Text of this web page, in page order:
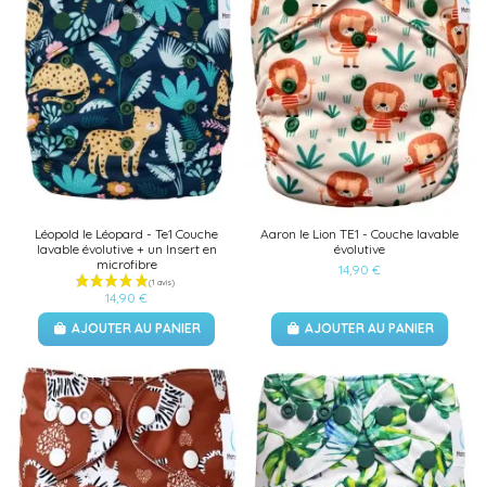
Léopold le Léopard - Te1 Couche
lavable évolutive + un Insert en
microfibre
14,90 €
AJOUTER AU PANIER
Aaron le Lion TE1 - Couche lavable
évolutive
14,90 €
AJOUTER AU PANIER